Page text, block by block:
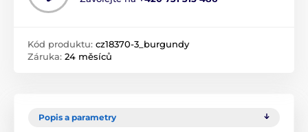
Kód produktu: cz18370-3_burgundy
Záruka: 24 měsíců
Popis a parametry